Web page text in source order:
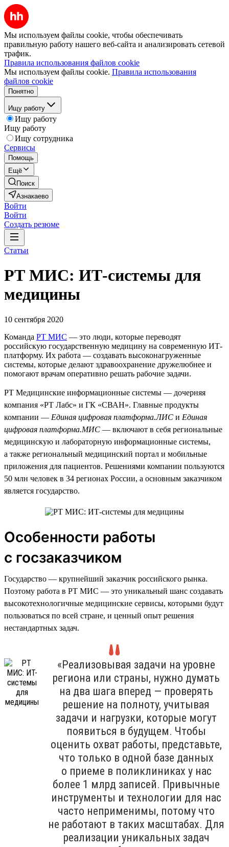
Мы используем файлы cookie, чтобы обеспечивать
правильную работу нашего веб-сайта и анализировать сетевой
трафик.
Правила использования файлов cookie
Мы используем файлы cookie. Правила использования
файлов cookie
Понятно
Ищу работу
Ищу работу
Ищу работу
Ищу сотрудника
Сервисы
Помощь
Ещё
Поиск
Азнакаево
Войти
Войти
Создать резюме
Статьи
РТ МИС: ИТ-системы для
медицины
10 сентября 2020
Команда РТ МИС — это люди, которые переводят
российскую государственную медицину на современную ИТ-
платформу. Их работа — создавать высоконагруженные
системы, которые делают здравоохранение дружелюбнее и
помогают врачам оперативно решать рабочие задачи.
РТ Медицинские информационные системы — дочерняя
компания «РТ Лабс» и ГК «СВАН». Главные продукты
компании — Единая цифровая платформа.ЛИС и Единая
цифровая платформа.МИС — включают в себя региональные
медицинскую и лабораторную информационные системы,
а также региональный медицинский портал и мобильные
приложения для пациентов. Решениями компании пользуются
50 млн человек в 34 регионах России, а основным заказчиком
является государство.
Особенности работы
с госзаказчиком
Государство — крупнейший заказчик российского рынка.
Поэтому работа в РТ МИС — это уникальный шанс создавать
высокотехнологичные медицинские сервисы, которыми будут
пользоваться по всей стране, и ценный опыт решения
нестандартных задач.
«Реализовывая задачи на уровне
региона или страны, нужно думать
на два шага вперед — проверять
решение на полноту, учитывая
задачи и нагрузки, которые могут
появиться в будущем. Чтобы
оценить охват работы, представьте,
что только в одной базе данных
о приеме в поликлиниках у нас
более 1 млрд записей. Привычные
инструменты и технологии для нас
часто неприменимы, потому что
не работают в таких масштабах. Для
реализации уникальных задач